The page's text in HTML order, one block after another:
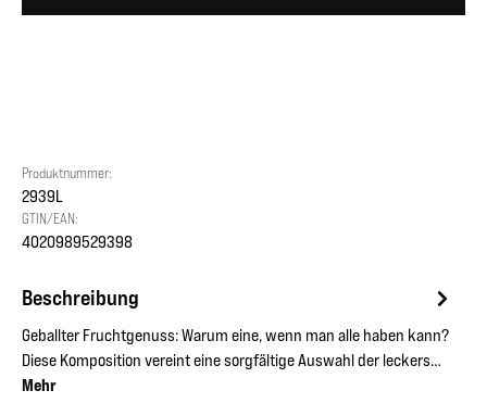
Produktnummer:
2939L
GTIN/EAN:
4020989529398
Beschreibung
Geballter Fruchtgenuss: Warum eine, wenn man alle haben kann?
Diese Komposition vereint eine sorgfältige Auswahl der leckers…
Mehr